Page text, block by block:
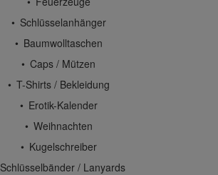
Schlüsselanhänger
Baumwolltaschen
Caps / Mützen
T-Shirts / Bekleidung
Erotik-Kalender
Weihnachten
Kugelschreiber
Schlüsselbänder / Lanyards